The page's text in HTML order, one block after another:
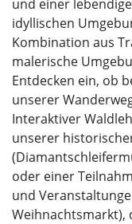
und einer
idyllischen
Kombination aus
malerische
Entdecken ein, ob
unserer
Interaktiver
unserer
oder einer
und
Weihnachtsmarkt),